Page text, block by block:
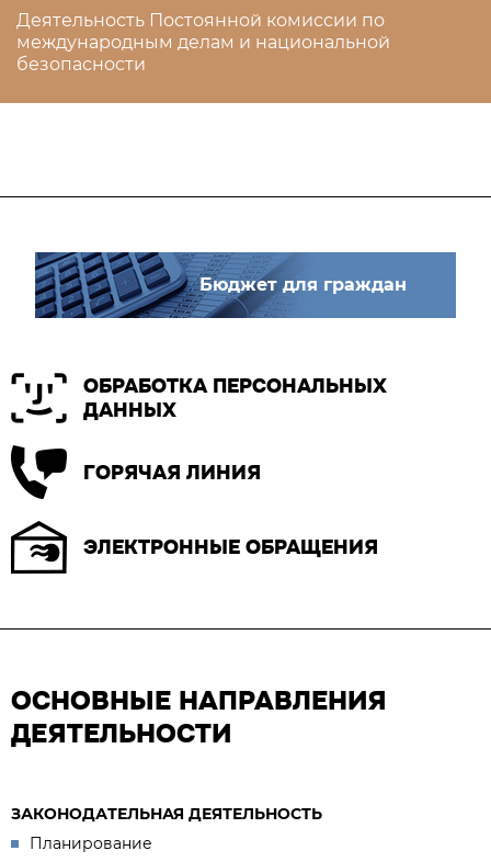
Деятельность Постоянной комиссии по
международным делам и национальной
безопасности
Бюджет для граждан
ОБРАБОТКА ПЕРСОНАЛЬНЫХ
ДАННЫХ
ГОРЯЧАЯ ЛИНИЯ
ЭЛЕКТРОННЫЕ ОБРАЩЕНИЯ
ОСНОВНЫЕ НАПРАВЛЕНИЯ
ДЕЯТЕЛЬНОСТИ
ЗАКОНОДАТЕЛЬНАЯ ДЕЯТЕЛЬНОСТЬ
Планирование